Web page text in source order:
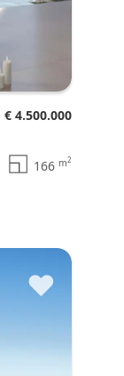
€ 4.500.000
166 m2
♥